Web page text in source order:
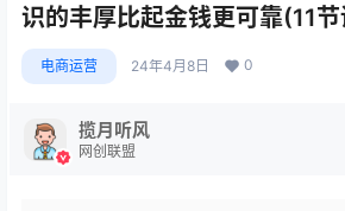
识的丰厚比起金钱更可靠(11节
电商运营 24年4月8日 0
揽月听风
网创联盟